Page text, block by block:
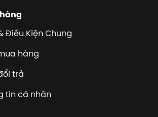
Điều Kiện Chung
hàng
trả
tin cá nhân